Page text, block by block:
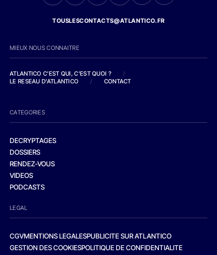
TOUSLESCONTACTS@ATLANTICO.FR
MIEUX NOUS CONNAITRE
ATLANTICO C'EST QUI, C'EST QUOI ?
/
LE RESEAU D'ATLANTICO
/ CONTACT
CATEGORIES
DECRYPTAGES
DOSSIERS
RENDEZ-VOUS
VIDEOS
PODCASTS
LEGAL
CGVMENTIONS LEGALESPUBLICITE SUR ATLANTICO
GESTION DES COOKIESPOLITIQUE DE CONFIDENTIALITE